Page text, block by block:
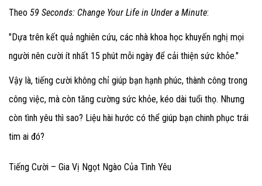
Theo 59 Seconds: Change Your Life in Under a Minute:
"Dựa trên kết quả nghiên cứu, các nhà khoa học khuyến nghị mọi
người nên cười ít nhất 15 phút mỗi ngày để cải thiện sức khỏe."
Vậy là, tiếng cười không chỉ giúp bạn hạnh phúc, thành công trong
công việc, mà còn tăng cường sức khỏe, kéo dài tuổi thọ. Nhưng
còn tình yêu thì sao? Liệu hài hước có thể giúp bạn chinh phục trái
tim ai đó?
Tiếng Cười – Gia Vị Ngọt Ngào Của Tình Yêu